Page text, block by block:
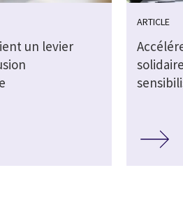
un levier
ARTICLE